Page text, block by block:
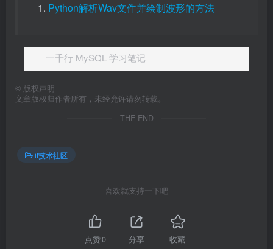
Python解析Wav文件并绘制波形的方法
一千行 MySQL 学习笔记
© 版权声明
文章版权归作者所有，未经允许请勿转载。
THE END
it技术社区
喜欢就支持一下吧
点赞0 分享 收藏